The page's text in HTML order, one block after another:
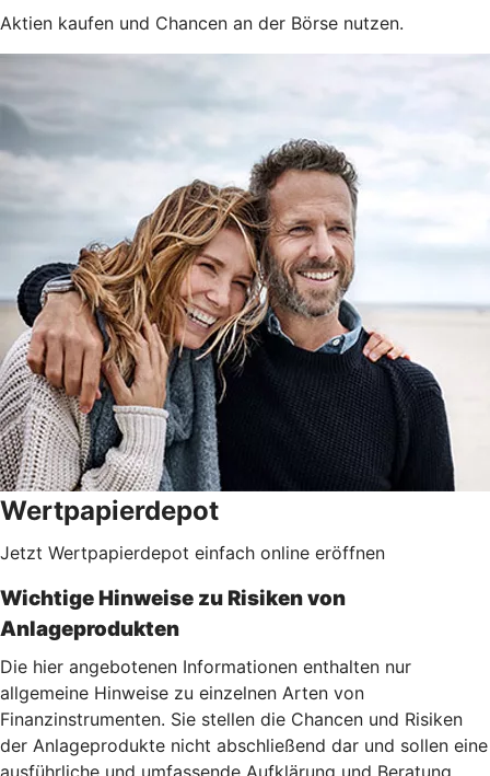
Aktien kaufen und Chancen an der Börse nutzen.
Wertpapierdepot
Jetzt Wertpapierdepot einfach online eröffnen
Wichtige Hinweise zu Risiken von
Anlageprodukten
Die hier angebotenen Informationen enthalten nur
allgemeine Hinweise zu einzelnen Arten von
Finanzinstrumenten. Sie stellen die Chancen und Risiken
der Anlageprodukte nicht abschließend dar und sollen eine
ausführliche und umfassende Aufklärung und Beratung